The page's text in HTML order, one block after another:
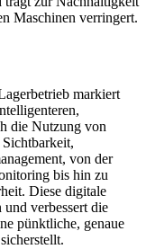
Maschinen verringert.
markiert
die Nutzung von
von der
bis hin zu
Diese digitale
verbessert die
pünktliche, genaue